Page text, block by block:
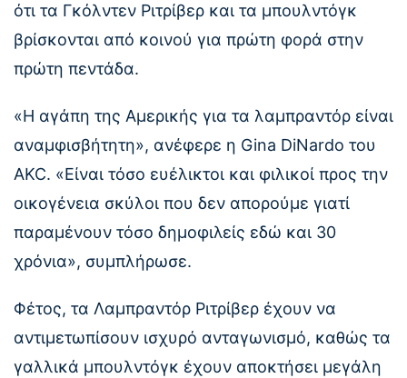
ότι τα Γκόλντεν Ριτρίβερ και τα μπουλντόγκ
βρίσκονται από κοινού για πρώτη φορά στην
πρώτη πεντάδα.
«Η αγάπη της Αμερικής για τα λαμπραντόρ είναι
αναμφισβήτητη», ανέφερε η Gina DiNardo του
AKC. «Είναι τόσο ευέλικτοι και φιλικοί προς την
οικογένεια σκύλοι που δεν απορούμε γιατί
παραμένουν τόσο δημοφιλείς εδώ και 30
χρόνια», συμπλήρωσε.
Φέτος, τα Λαμπραντόρ Ριτρίβερ έχουν να
αντιμετωπίσουν ισχυρό ανταγωνισμό, καθώς τα
γαλλικά μπουλντόγκ έχουν αποκτήσει μεγάλη